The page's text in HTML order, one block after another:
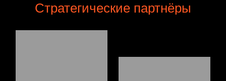
Стратегические партнёры